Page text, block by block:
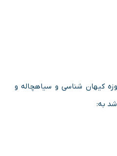
کیهان شناسی و سیاهچاله و
به: